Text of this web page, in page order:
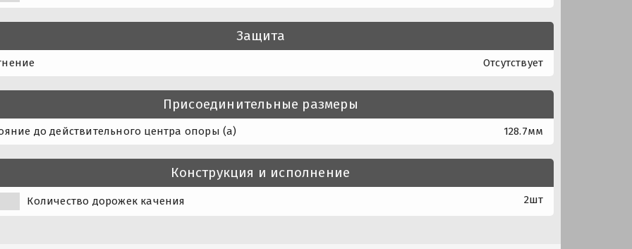
Защита
Отсутствует
Присоединительные размеры
до действительного центра опоры (a) 128.7мм
Конструкция и исполнение
Количество дорожек качения 2шт